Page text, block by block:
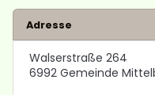
Adresse
Walserstraße 264
6992 Gemeinde